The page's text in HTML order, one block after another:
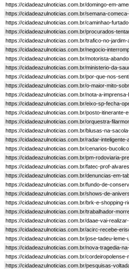
https://cidadeazulnoticias.com.br/domingo-em-
https://cidadeazulnoticias.com.br/semana-
https://cidadeazulnoticias.com.br/caminhao-
https://cidadeazulnoticias.com.br/procurados-
https://cidadeazulnoticias.com.br/trafico-no-
https://cidadeazulnoticias.com.br/negocio-
https://cidadeazulnoticias.com.br/motorista-
https://cidadeazulnoticias.com.br/ministerio-da-
https://cidadeazulnoticias.com.br/por-que-nos-
https://cidadeazulnoticias.com.br/o-maior-mito-
https://cidadeazulnoticias.com.br/nota-a-
https://cidadeazulnoticias.com.br/eixo-sp-fecha-
https://cidadeazulnoticias.com.br/posto-
https://cidadeazulnoticias.com.br/orquestra-
https://cidadeazulnoticias.com.br/blusas-na-
https://cidadeazulnoticias.com.br/radar-
https://cidadeazulnoticias.com.br/cenarios-
https://cidadeazulnoticias.com.br/pm-rodoviaria-
https://cidadeazulnoticias.com.br/fatec-prof-
https://cidadeazulnoticias.com.br/denuncias-em-
https://cidadeazulnoticias.com.br/fundo-de-
https://cidadeazulnoticias.com.br/shows-de-
https://cidadeazulnoticias.com.br/brk-e-shopping-
https://cidadeazulnoticias.com.br/trabalhador-
https://cidadeazulnoticias.com.br/daae-vai-
https://cidadeazulnoticias.com.br/acirc-recebe-
https://cidadeazulnoticias.com.br/jose-tadeu-
https://cidadeazulnoticias.com.br/nova-tragedia-
https://cidadeazulnoticias.com.br/
https://cidadeazulnoticias.com.br/pesquisas-